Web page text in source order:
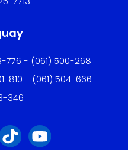
776 - (061) 500-268
810 - (061) 504-666
346